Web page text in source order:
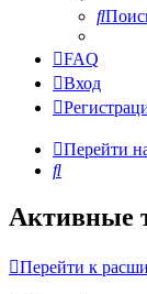
FAQ
Вход
Перейти
Поиск
Активные
Перейти к